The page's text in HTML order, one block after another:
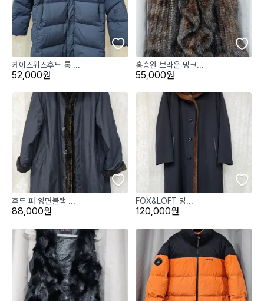
케이스위스후드 롱 ...
52,000원
홍승완 브라운 밍크...
55,000원
후드 퍼 양면블랙 ...
88,000원
FOX&LOFT 밍...
120,000원